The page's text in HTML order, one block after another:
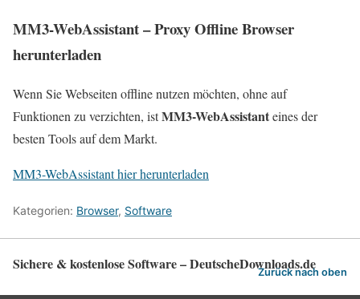
MM3-WebAssistant – Proxy Offline Browser
herunterladen
Wenn Sie Webseiten offline nutzen möchten, ohne auf
Funktionen zu verzichten, istMM3-WebAssistanteines der
besten Tools auf dem Markt.
MM3-WebAssistant hier herunterladen
Kategorien: Browser, Software
Sichere & kostenlose Software – DeutscheDownloads.de
Zurück nach oben